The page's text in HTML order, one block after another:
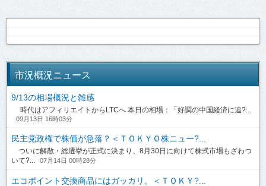
市況概況ニュース
9/13の相場概況と雑感
時代はアフィリエイトからLTCへ 本日の相場：「好調の中国経済に追?...
09月13日 16時03分
民主党政権で株価が急落？＜ＴＯＫＹＯ株ニュー?...
ついに解散・総選挙が正式に決まり、8月30日に向けて株式市場もざわつ
いて?...
07月14日 00時28分
エコポイント交換商品にはガッカリ。＜ＴＯＫＹ?...